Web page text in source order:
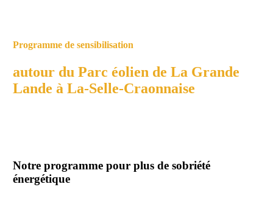
Programme de sensibilisation
autour du Parc éolien de La Grande
Lande à La-Selle-Craonnaise
Notre programme pour plus de sobriété
énergétique